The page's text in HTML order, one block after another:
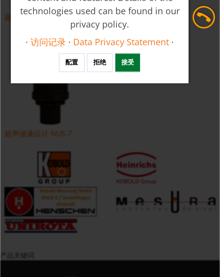
超声波液位计 NUS-4
超声波液位计 NUS-7
technologies used can be found in our
privacy policy.
·访问记录 · Data Privacy Statement ·
配置 拒绝 接受